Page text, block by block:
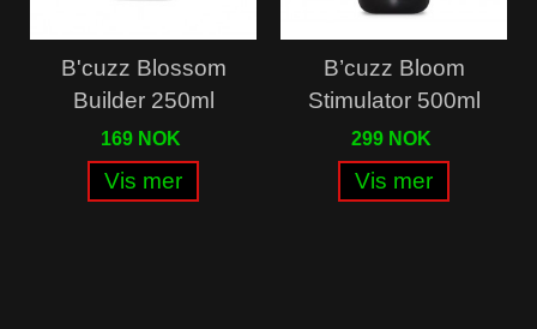
B'cuzz Blossom
Builder 250ml
169 NOK
Vis mer
B’cuzz Bloom
Stimulator 500ml
299 NOK
Vis mer